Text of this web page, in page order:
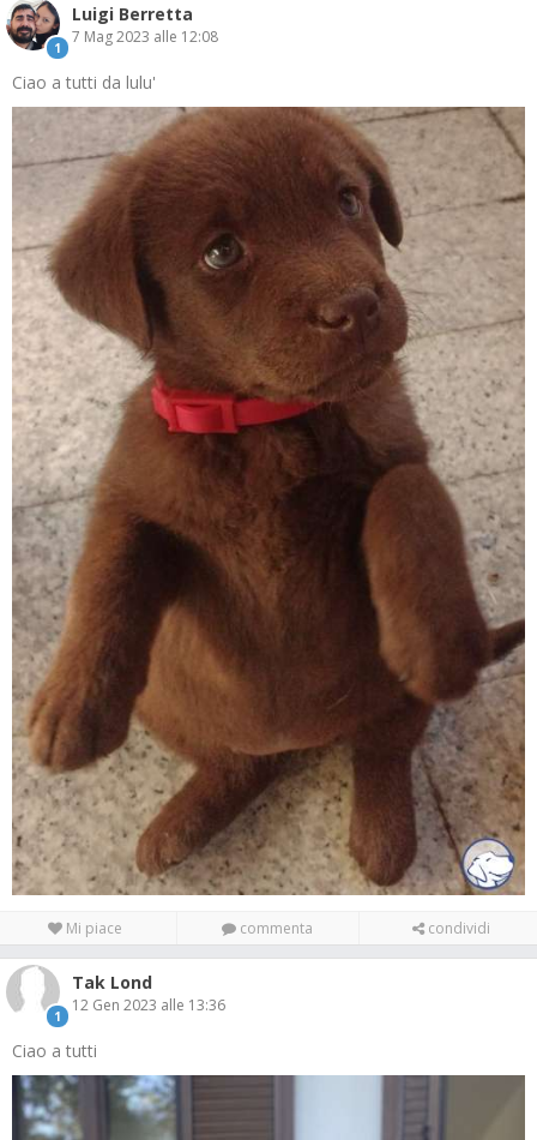
1
Luigi Berretta
7 Mag 2023 alle 12:08
Ciao a tutti da lulu'
Mi piace commenta condividi
1
Tak Lond
12 Gen 2023 alle 13:36
Ciao a tutti